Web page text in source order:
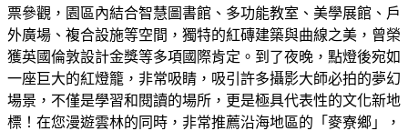
票參觀，園區內結合智慧圖書館、多功能教室、美學展館、戶
外廣場、複合設施等空間，獨特的紅磚建築與曲線之美，曾榮
獲英國倫敦設計金獎等多項國際肯定。到了夜晚，點燈後宛如
一座巨大的紅燈籠，非常吸睛，吸引許多攝影大師必拍的夢幻
場景，不僅是學習和閱讀的場所，更是極具代表性的文化新地
標！在您漫遊雲林的同時，非常推薦沿海地區的「麥寮鄉」，